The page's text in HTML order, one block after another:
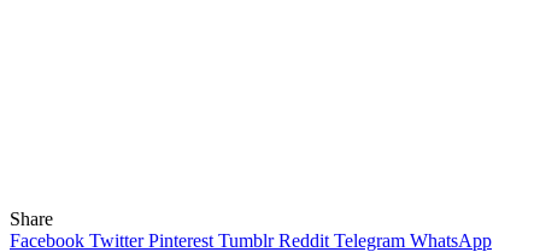
Share
Facebook Twitter Pinterest Tumblr Reddit Telegram WhatsApp